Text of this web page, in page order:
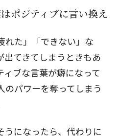
ポジティブに言い換え
れた」「できない」な
出てきてしまうときもあ
ィブな言葉が癖になって
のパワーを奪ってしまう
うになったら、代わりに